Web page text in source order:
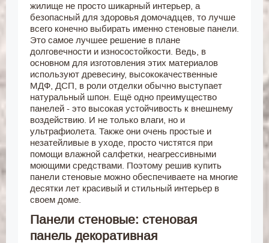
жилище не просто шикарный интерьер, а
безопасный для здоровья домочадцев, то лучше
всего конечно выбирать именно стеновые панели.
Это самое лучшее решение в плане
долговечности и износостойкости. Ведь, в
основном для изготовления этих материалов
используют древесину, высококачественные
МДФ, ДСП, в роли отделки обычно выступает
натуральный шпон. Ещё одно преимущество
панелей - это высокая устойчивость к внешнему
воздействию. И не только влаги, но и
ультрафиолета. Также они очень простые и
незатейливые в уходе, просто чистятся при
помощи влажной салфетки, неагрессивными
моющими средствами. Поэтому решив купить
панели стеновые можно обеспечиваете на многие
десятки лет красивый и стильный интерьер в
своем доме.
Панели стеновые: стеновая
панель декоративная